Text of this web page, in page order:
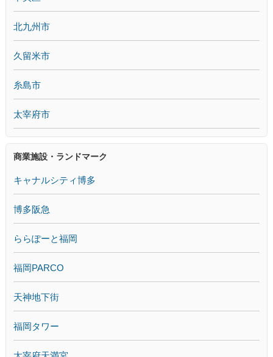
北九州市
久留米市
糸島市
太宰府市
商業施設・ランドマーク
キャナルシティ博多
博多阪急
ららぽーと福岡
福岡PARCO
天神地下街
福岡タワー